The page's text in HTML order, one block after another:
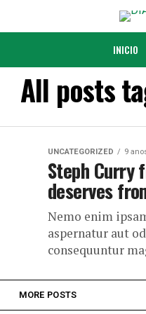
INICIO
All posts
UNCATEGORIZED 9
Steph
deserves
Nemo enim
aspernatur aut
consequuntur
MORE POSTS